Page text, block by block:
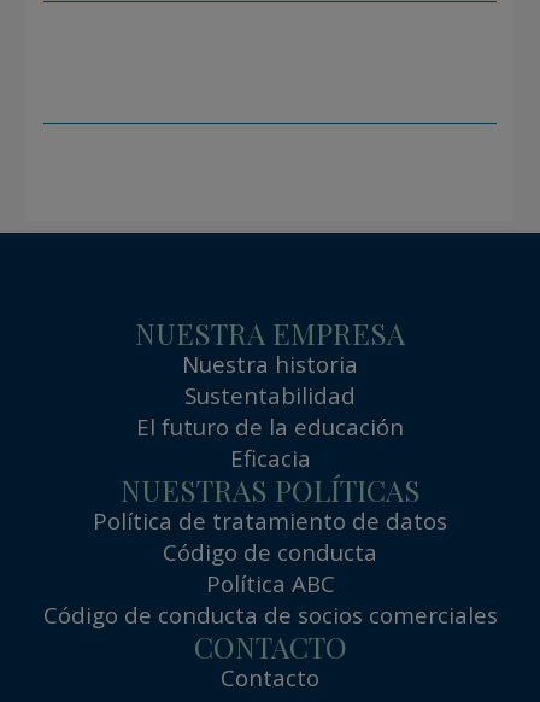
NUESTRA EMPRESA
Nuestra historia
Sustentabilidad
El futuro de la educación
Eficacia
NUESTRAS POLÍTICAS
Política de tratamiento de datos
Código de conducta
Política ABC
Código de conducta de socios comerciales
CONTACTO
Contacto